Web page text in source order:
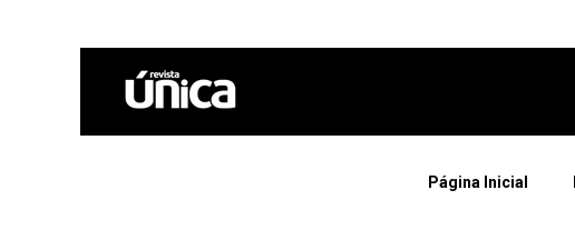
Página Inicial